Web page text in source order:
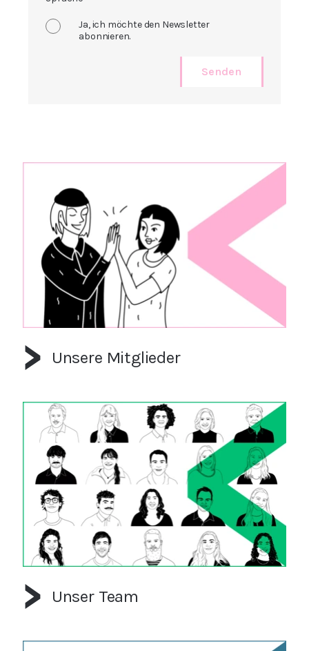
Ja, ich möchte den Newsletter
abonnieren.
Senden
Unsere Mitglieder
Unser Team